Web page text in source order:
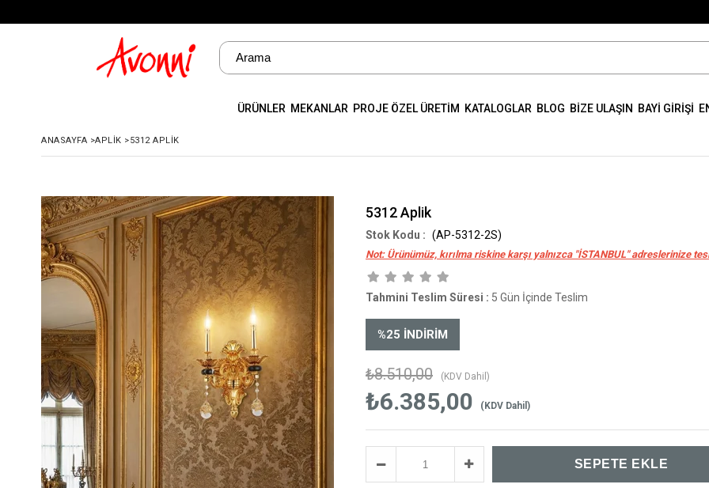
ÜRÜNLER MEKANLAR PROJE ÖZEL ÜRETİM KATALOGLAR BLOG BİZE ULAŞIN BAYİ GİRİŞİ
ANASAYFA >APLIK >5312 APLIK
5312 Aplik
(AP-5312-2S)
Not: Ürünümüz, kırılma riskine karşı yalnızca "İSTANBUL" adreslerinize
Tahmini Teslim Süresi : 5 Gün İçinde Teslim
%25 İNDIRIM
₺8.510,00 (KDV Dahil)
₺6.385,00 (KDV Dahil)